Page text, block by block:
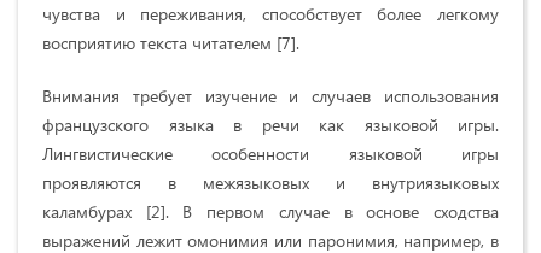
чувства и переживания, способствует более легкому
восприятию текста читателем [7].
Внимания требует изучение и случаев использования
французского языка в речи как языковой игры.
Лингвистические особенности языковой игры
проявляются в межязыковых и внутриязыковых
каламбурах [2]. В первом случае в основе сходства
выражений лежит омонимия или паронимия, например, в